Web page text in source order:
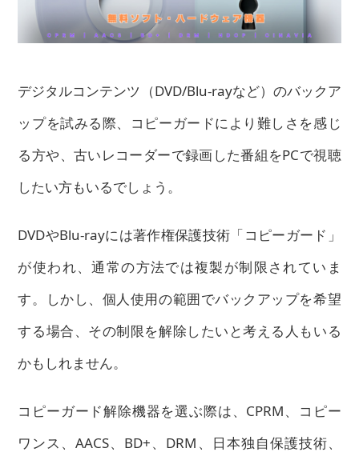
デジタルコンテンツ（DVD/Blu-rayなど）のバックア
ップを試みる際、コピーガードにより難しさを感じ
る方や、古いレコーダーで録画した番組をPCで視聴
したい方もいるでしょう。
DVDやBlu-rayには著作権保護技術「コピーガード」
が使われ、通常の方法では複製が制限されていま
す。しかし、個人使用の範囲でバックアップを希望
する場合、その制限を解除したいと考える人もいる
かもしれません。
コピーガード解除機器を選ぶ際は、CPRM、コピー
ワンス、AACS、BD+、DRM、日本独自保護技術、